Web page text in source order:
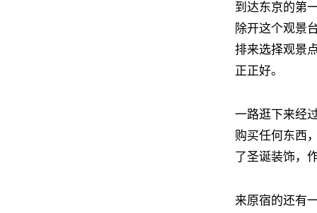
到达东京的第
除开这个观景
排来选择观景
正正好。
一路逛下来经
购买任何东西
了圣诞装饰，
来原宿的还有